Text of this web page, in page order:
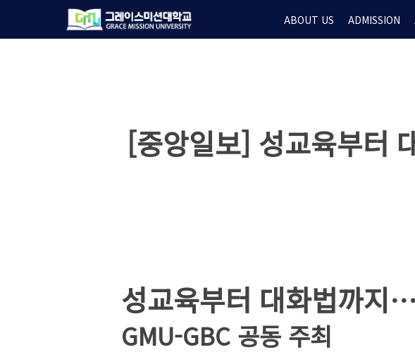
ABOUT US ADMISSION
[중앙일보] 성교육부터
성교육부터 대화법까지
GMU-GBC 공동 주최